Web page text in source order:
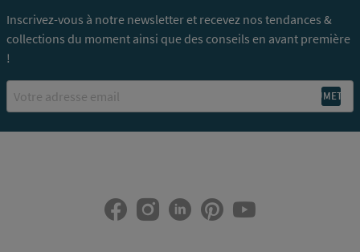
Inscrivez-vous à notre newsletter et recevez nos tendances &
collections du moment ainsi que des conseils en avant première
!